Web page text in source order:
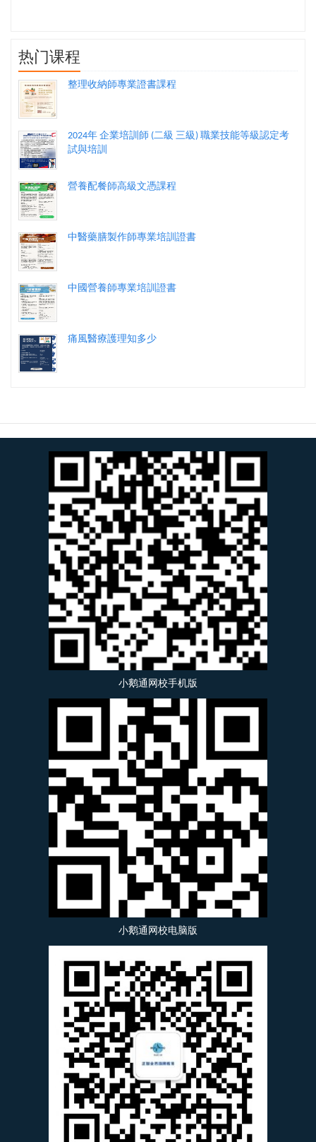
热门课程
整理收納師專業證書課程
2024年 企業培訓師 (二級 三級) 職業技能等級認定考
試與培訓
營養配餐師高級文憑課程
中醫藥膳製作師專業培訓證書
中國營養師專業培訓證書
痛風醫療護理知多少
小鹅通网校手机版
小鹅通网校电脑版